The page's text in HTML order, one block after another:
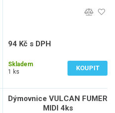
94 Kč s DPH
Skladem
1 ks
KOUPIT
Dýmovnice VULCAN FUMER
MIDI 4ks